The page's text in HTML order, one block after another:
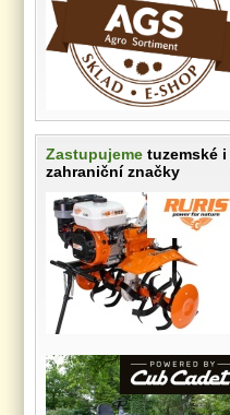
Zastupujeme tuzemské i
zahraniční značky